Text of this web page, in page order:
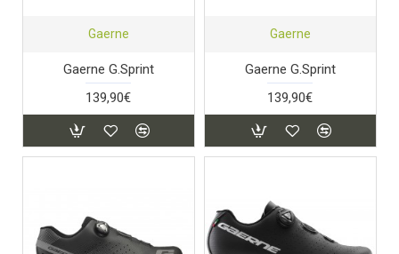
Gaerne
Gaerne G.Sprint
139,90€
Gaerne
Gaerne G.Sprint
139,90€